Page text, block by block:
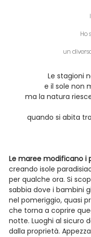
Ho
un
Le stagioni
e il sole non
ma la natura
quando si abita
Le maree modificano i
creando isole
per qualche ora. Si
sabbia dove i bambini
nel pomeriggio, quasi
che torna a coprire
notte. Luoghi al sicuro
dalla proprietà.